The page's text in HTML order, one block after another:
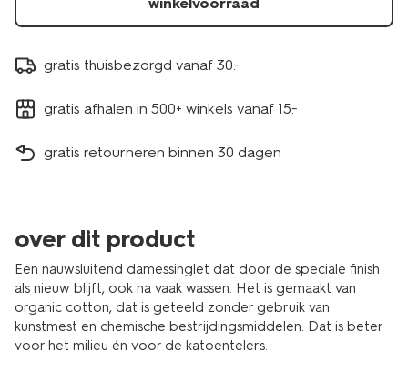
gratis thuisbezorgd vanaf 30.-
gratis afhalen in 500+ winkels vanaf 15.-
gratis retourneren binnen 30 dagen
over dit product
Een nauwsluitend damessinglet dat door de speciale finish
als nieuw blijft, ook na vaak wassen. Het is gemaakt van
organic cotton, dat is geteeld zonder gebruik van
kunstmest en chemische bestrijdingsmiddelen. Dat is beter
voor het milieu én voor de katoentelers.